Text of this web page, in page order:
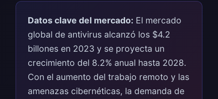
Datos clave del mercado: El mercado
global de antivirus alcanzó los $4.2
billones en 2023 y se proyecta un
crecimiento del 8.2% anual hasta 2028.
Con el aumento del trabajo remoto y las
amenazas cibernéticas, la demanda de